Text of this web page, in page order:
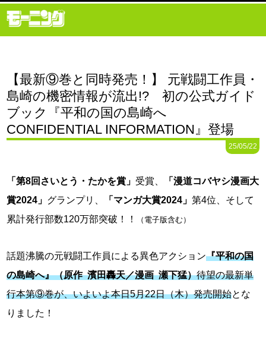
【最新⑨巻と同時発売！】 元戦闘工作員・
島崎の機密情報が流出!? 初の公式ガイド
ブック『平和の国の島崎へ
CONFIDENTIAL INFORMATION』登場
25/05/22
「第8回さいとう・たかを賞」 受賞、
「漫道コバヤシ漫画大
賞2024」 グランプリ、 「マンガ大賞2024」第4位、そして
累計発行部数120万部突破！！
（電子版含む）
話題沸騰の元戦闘工作員による異色アクション『平和の国
の島崎へ』（原作 濱田轟天／漫画 瀬下猛）待望の最新単
行本第⑨巻が、いよいよ本日5月22日（木）発売開始とな
りました！